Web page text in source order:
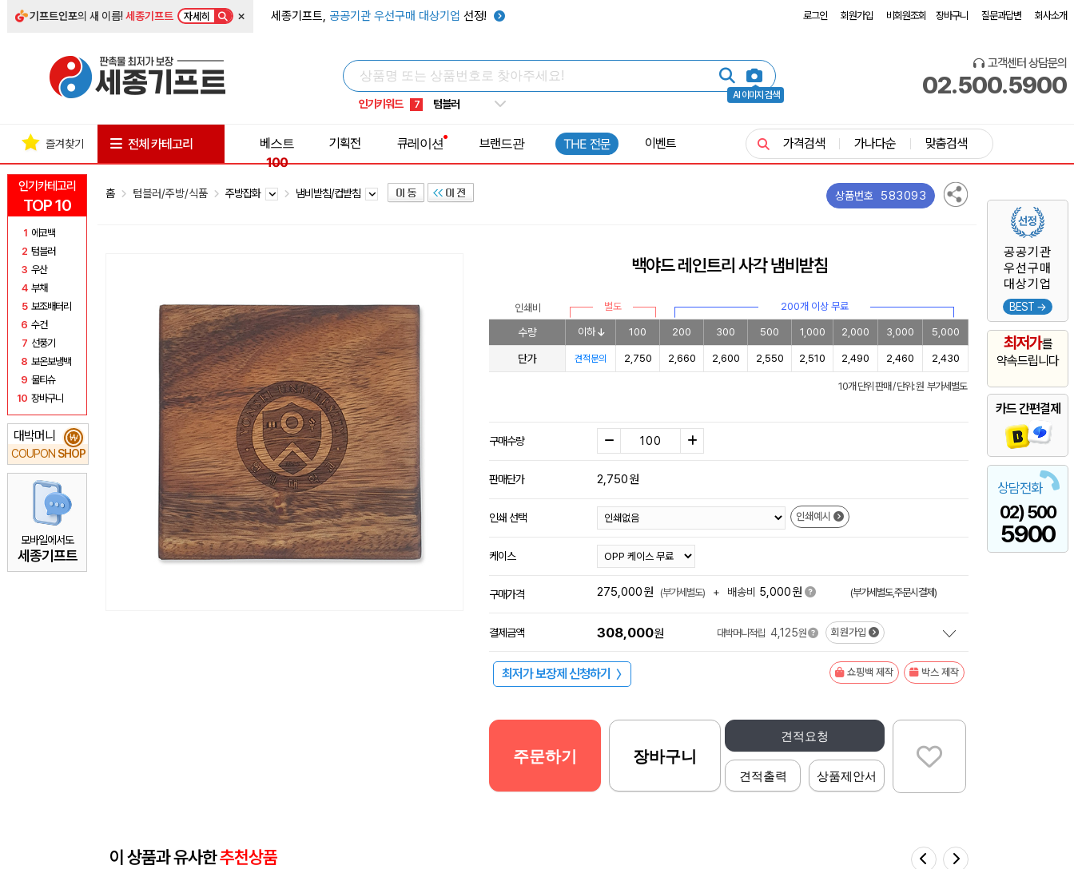
기프트인포의 새 이름!세종기프트 자세히 × 세종기프트, 공공기관 우선구매 대상기업 선정! 로그인 회원가입 비회원조회 장바구니 질문과답변 회사소개
AI 이미지 검색
인기키워드
3 썬캡
6 우산
7 텀블러
9 넥쿨러
1 선풍기
고객센터 상담문의
02.500.5900
인기카테고리
TOP 10
1 에코백
2 텀블러
3 우산
4 부채
5 보조배터리
6 수건
7 선풍기
8 보온보냉백
9 물티슈
10 장바구니
대박머니
COUPON SHOP
₩
모바일에서도
세종기프트
공공기관
우선구매
대상기업
BEST →
최저가를
약속드립니다
카드 간편결제
상담전화
02) 500
5900
즐겨찾기 전체 카테고리
베스트
100
기획전 큐레이션 브랜드관 THE 전문 이벤트 가격검색 가나다순 맞춤검색
홈 텀블러/주방/식품 주방잡화 냄비받침/컵받침 상품번호 583093
백야드 레인트리 사각 냄비받침
인쇄비 별도 200개 이상 무료
수량 이하 100 200 300 500 1,000 2,000 3,000 5,000
단가 견적문의 2,750 2,660 2,600 2,550 2,510 2,490 2,460 2,430
10개 단위 판매 / 단위: 원 부가세별도
구매수량
판매단가 2,750원
인쇄 선택 인쇄예시
케이스
구매가격 275,000원 (부가세별도) + 배송비 5,000원 (부가세별도,주문시결제)
결제금액 308,000원 대박머니적립 4,125원 회원가입
최저가 보장제 신청하기 〉 쇼핑백 제작 박스 제작
견적요청
견적출력 상품제안서
주문하기 장바구니
이 상품과 유사한추천상품